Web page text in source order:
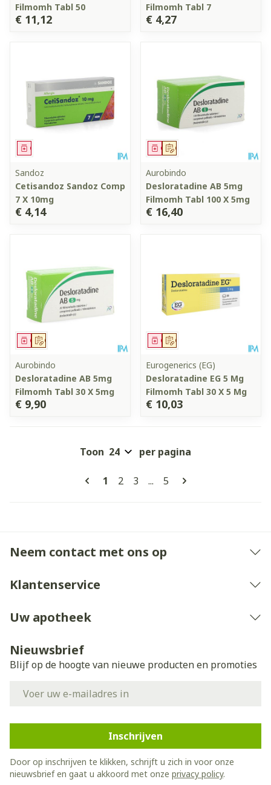
Filmomh Tabl 50
€ 11,12
Filmomh Tabl 7
€ 4,27
Geneesmiddel
Sandoz
Cetisandoz Sandoz Comp
7 X 10mg
€ 4,14
Op voorschrift
Geneesmiddel
Aurobindo
Desloratadine AB 5mg
Filmomh Tabl 100 X 5mg
€ 16,40
Op voorschrift
Geneesmiddel
Aurobindo
Desloratadine AB 5mg
Filmomh Tabl 30 X 5mg
€ 9,90
Op voorschrift
Geneesmiddel
Eurogenerics (EG)
Desloratadine EG 5 Mg
Filmomh Tabl 30 X 5 Mg
€ 10,03
Pagina's
U lees momenteel pagina
1 Pagina
2 Pagina
3 ... Pagina
5
Toon per pagina
Neem contact met ons op
Klantenservice
Uw apotheek
Nieuwsbrief
Blijf op de hoogte van nieuwe producten en promoties
Inschrijven
Door op inschrijven te klikken, schrijft u zich in voor onze
nieuwsbrief en gaat u akkoord met onze privacy policy.